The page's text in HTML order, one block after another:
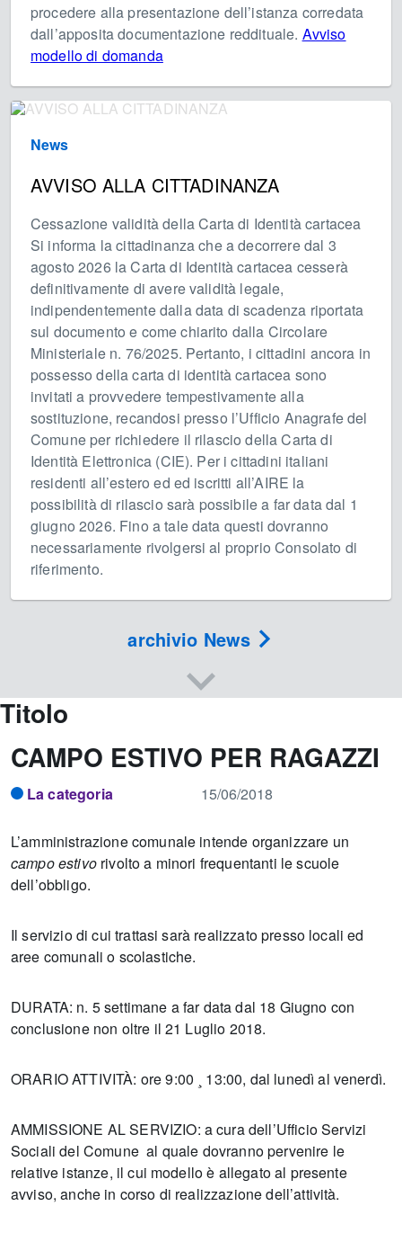
procedere alla presentazione dell’istanza corredata
dall’apposita documentazione reddituale. Avviso
modello di domanda
News
AVVISO ALLA CITTADINANZA
Cessazione validità della Carta di Identità cartacea
Si informa la cittadinanza che a decorrere dal 3
agosto 2026 la Carta di Identità cartacea cesserà
definitivamente di avere validità legale,
indipendentemente dalla data di scadenza riportata
sul documento e come chiarito dalla Circolare
Ministeriale n. 76/2025. Pertanto, i cittadini ancora in
possesso della carta di identità cartacea sono
invitati a provvedere tempestivamente alla
sostituzione, recandosi presso l’Ufficio Anagrafe del
Comune per richiedere il rilascio della Carta di
Identità Elettronica (CIE). Per i cittadini italiani
residenti all’estero ed ed iscritti all’AIRE la
possibilità di rilascio sarà possibile a far data dal 1
giugno 2026. Fino a tale data questi dovranno
necessariamente rivolgersi al proprio Consolato di
riferimento.
archivio News
Titolo
CAMPO ESTIVO PER RAGAZZI
La categoria 15/06/2018
L’amministrazione comunale intende organizzare un
campo estivo rivolto a minori frequentanti le scuole
dell’obbligo.
Il servizio di cui trattasi sarà realizzato presso locali ed
aree comunali o scolastiche.
DURATA: n. 5 settimane a far data dal 18 Giugno con
conclusione non oltre il 21 Luglio 2018.
ORARIO ATTIVITÀ: ore 9:00 ¸ 13:00, dal lunedì al venerdì.
AMMISSIONE AL SERVIZIO: a cura dell’Ufficio Servizi
Sociali del Comune al quale dovranno pervenire le
relative istanze, il cui modello è allegato al presente
avviso, anche in corso di realizzazione dell’attività.